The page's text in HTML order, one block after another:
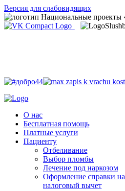
Версия для слабовидящих
О нас
Бесплатная помощь
Платные услуги
Пациенту
Отбеливание
Выбор пломбы
Лечение под наркозом
Оформление справки на
налоговый вычет